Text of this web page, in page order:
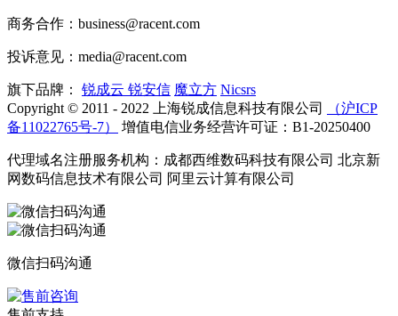
商务合作：business@racent.com
投诉意见：media@racent.com
旗下品牌： 锐成云 锐安信 魔立方 Nicsrs
Copyright © 2011 - 2022 上海锐成信息科技有限公司
（沪ICP
备11022765号-7）
增值电信业务经营许可证：B1-20250400
代理域名注册服务机构：成都西维数码科技有限公司 北京新
网数码信息技术有限公司 阿里云计算有限公司
微信扫码沟通